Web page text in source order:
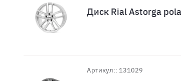
Диск Rial Astorga
Артикул:: 131029